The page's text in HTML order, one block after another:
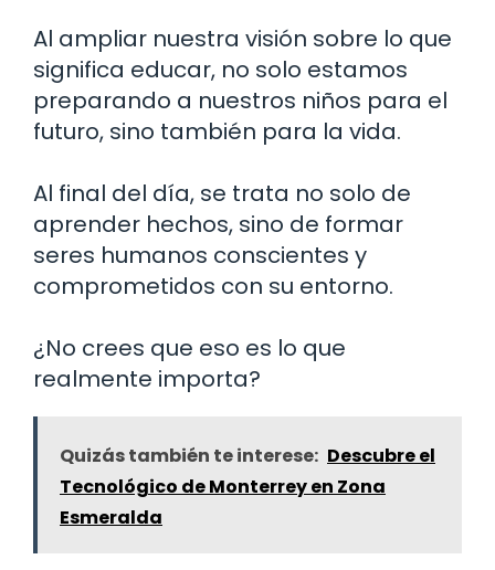
Al ampliar nuestra visión sobre lo que
significa educar, no solo estamos
preparando a nuestros niños para el
futuro, sino también para la vida.
Al final del día, se trata no solo de
aprender hechos, sino de formar
seres humanos conscientes y
comprometidos con su entorno.
¿No crees que eso es lo que
realmente importa?
Quizás también te interese: Descubre el
Tecnológico de Monterrey en Zona
Esmeralda